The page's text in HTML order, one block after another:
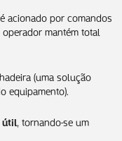
acionado por comandos
mantém total
(uma solução
equipamento).
útil, tornando-se um